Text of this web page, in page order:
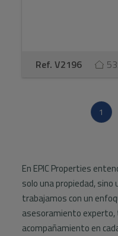
Ref. V2196
1
En EPIC Properties
solo una propiedad, sino
trabajamos con un
asesoramiento
acompañamiento en